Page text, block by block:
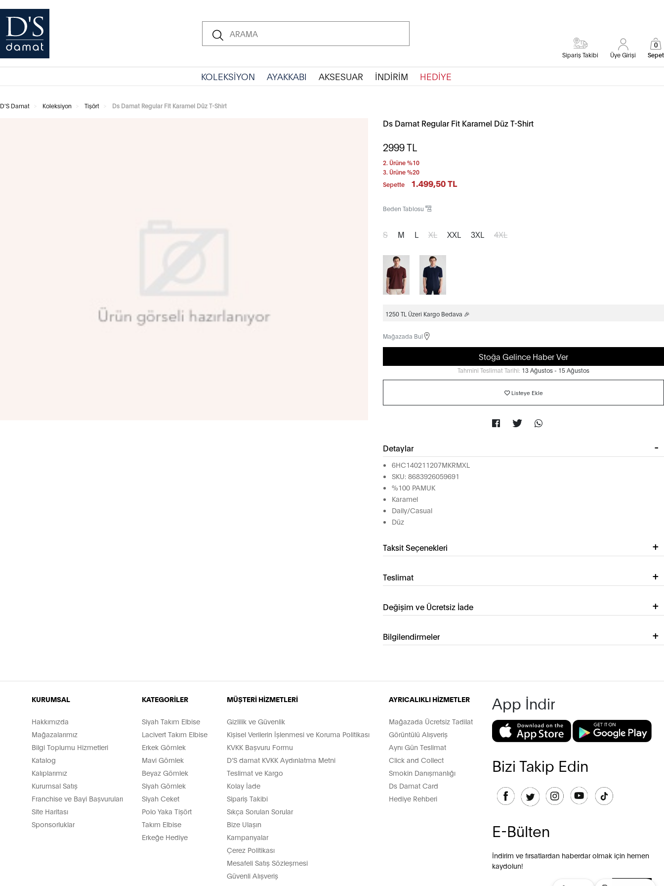
Sipariş Takibi Üye Girişi Sepet
0
KOLEKSİYON AYAKKABI AKSESUAR İNDİRİM HEDİYE
D'S Damat Koleksiyon Tişört Ds Damat Regular Fit Karamel Düz T-Shirt
Ds Damat Regular Fit Karamel Düz T-Shirt
2999TL
2. Ürüne %10
3. Ürüne %20
Sepette
1.499,50 TL
Beden Tablosu
S M L XL XXL 3XL 4XL
1250 TL Üzeri Kargo Bedava 🎉
Mağazada Bul
Stoğa Gelince Haber Ver
Tahmini Teslimat Tarihi: 13 Ağustos - 15 Ağustos
Listeye Ekle
Detaylar
6HC140211207MKRMXL
SKU: 8683926059691
%100 PAMUK
Karamel
Daily/Casual
Düz
Taksit Seçenekleri
Teslimat
Değişim ve Ücretsiz İade
Bilgilendirmeler
KURUMSAL
Hakkımızda
Mağazalarımız
Bilgi Toplumu Hizmetleri
Katalog
Kalıplarımız
Kurumsal Satış
Franchise ve Bayi Başvuruları
Site Haritası
Sponsorluklar
KATEGORİLER
Siyah Takım Elbise
Lacivert Takım Elbise
Erkek Gömlek
Mavi Gömlek
Beyaz Gömlek
Siyah Gömlek
Siyah Ceket
Polo Yaka Tişört
Takım Elbise
Erkeğe Hediye
MÜŞTERİ HİZMETLERİ
Gizlilik ve Güvenlik
Kişisel Verilerin İşlenmesi ve Koruma Politikası
KVKK Başvuru Formu
D’S damat KVKK Aydınlatma Metni
Teslimat ve Kargo
Kolay İade
Sipariş Takibi
Sıkça Sorulan Sorular
Bize Ulaşın
Kampanyalar
Çerez Politikası
Mesafeli Satış Sözleşmesi
Güvenli Alışveriş
AYRICALIKLI HİZMETLER
Mağazada Ücretsiz Tadilat
Görüntülü Alışveriş
Aynı Gün Teslimat
Click and Collect
Smokin Danışmanlığı
Ds Damat Card
Hediye Rehberi
App İndir
Bizi Takip Edin
E-Bülten
İndirim ve fırsatlardan haberdar olmak için hemen
kaydolun!